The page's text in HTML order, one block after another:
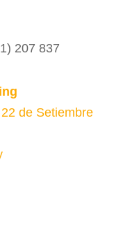
207 837
de Setiembre